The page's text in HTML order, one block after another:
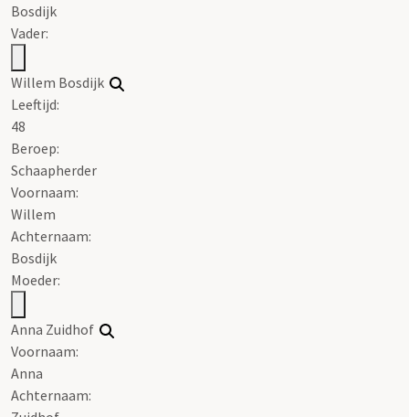
Bosdijk
Vader:
Willem Bosdijk
Leeftijd:
48
Beroep:
Schaapherder
Voornaam:
Willem
Achternaam:
Bosdijk
Moeder:
Anna Zuidhof
Voornaam:
Anna
Achternaam: